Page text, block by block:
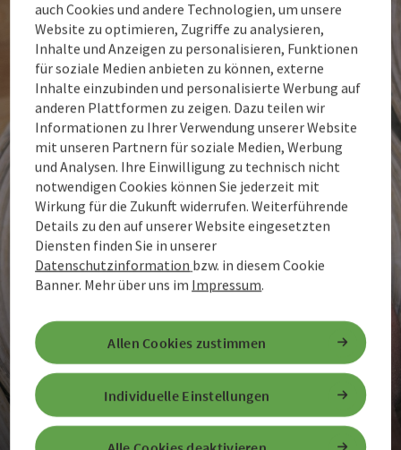
auch Cookies und andere Technologien, um unsere
Website zu optimieren, Zugriffe zu analysieren,
Inhalte und Anzeigen zu personalisieren, Funktionen
für soziale Medien anbieten zu können, externe
Inhalte einzubinden und personalisierte Werbung auf
anderen Plattformen zu zeigen. Dazu teilen wir
Informationen zu Ihrer Verwendung unserer Website
mit unseren Partnern für soziale Medien, Werbung
und Analysen. Ihre Einwilligung zu technisch nicht
notwendigen Cookies können Sie jederzeit mit
Wirkung für die Zukunft widerrufen. Weiterführende
Details zu den auf unserer Website eingesetzten
Diensten finden Sie in unserer
Datenschutzinformation bzw. in diesem Cookie
Banner. Mehr über uns im Impressum.
Individuelle Einstellungen
Allen Cookies zustimmen